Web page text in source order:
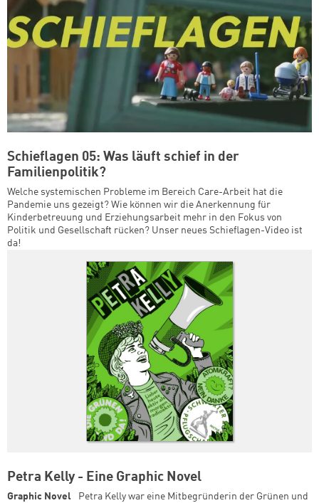
Schieflagen 05: Was läuft schief in der
Familienpolitik?
Welche systemischen Probleme im Bereich Care-Arbeit hat die
Pandemie uns gezeigt? Wie können wir die Anerkennung für
Kinderbetreuung und Erziehungsarbeit mehr in den Fokus von
Politik und Gesellschaft rücken? Unser neues Schieflagen-Video ist
da!
Petra Kelly - Eine Graphic Novel
Graphic Novel
Petra Kelly war eine Mitbegründerin der Grünen und